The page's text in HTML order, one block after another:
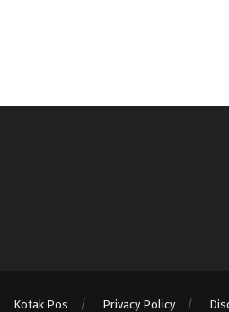
Kotak Pos Privacy Policy